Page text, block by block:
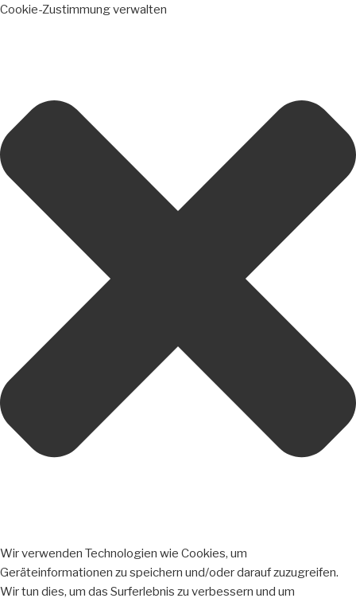
Cookie-Zustimmung verwalten
Wir verwenden Technologien wie Cookies, um
Geräteinformationen zu speichern und/oder darauf zuzugreifen.
Wir tun dies, um das Surferlebnis zu verbessern und um